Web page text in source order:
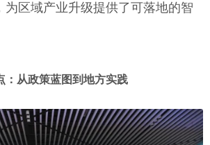
为区域产业升级提供了可落地的智
：从政策蓝图到地方实践